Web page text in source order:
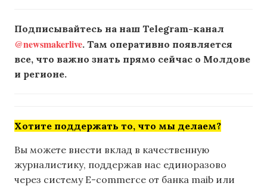
Подписывайтесь на наш Telegram-канал
@newsmakerlive. Там оперативно появляется
все, что важно знать прямо сейчас о Молдове
и регионе.
Хотите поддержать то, что мы делаем?
Вы можете внести вклад в качественную
журналистику, поддержав нас единоразово
через систему E-commerce от банка maib или